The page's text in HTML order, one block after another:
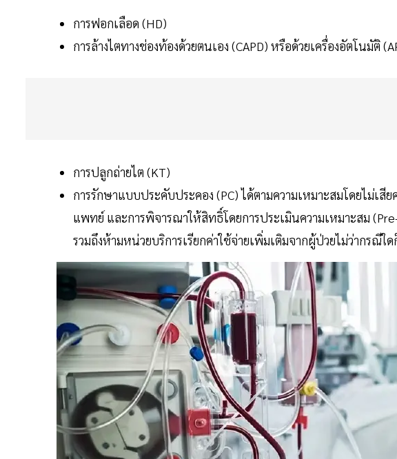
การฟอกเลือด (HD)
การล้างไตทางช่องท้องด้วยตนเอง (CAPD) หรือด้วยเครื่องอัตโนมัติ
การปลูกถ่ายไต (KT)
การรักษาแบบประคับประคอง (PC) ได้ตามความเหมาะสมโดยไม่เสี
แพทย์ และการพิจารณาให้สิทธิ์โดยการประเมินความเหมาะสม
รวมถึงห้ามหน่วยบริการเรียกค่าใช้จ่ายเพิ่มเติมจากผู้ป่วยไม่ว่ากรณีใด